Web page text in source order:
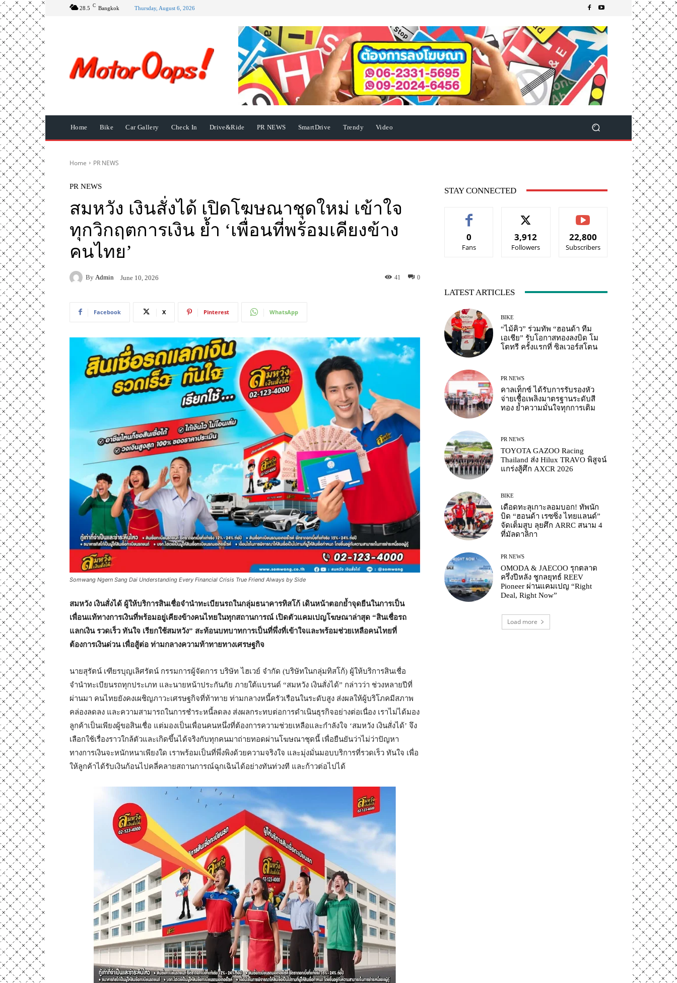
28.5 C Bangkok Thursday, August 6, 2026
Home Bike Car Gallery Check In Drive&Ride PR NEWS SmartDrive Trendy Video
Home PR NEWS
PR NEWS
สมหวัง เงินสั่งได้ เปิดโฆษณาชุดใหม่ เข้าใจ
ทุกวิกฤตการเงิน ย้ำ ‘เพื่อนที่พร้อมเคียงข้าง
คนไทย’
By Admin June 10, 2026 0
41
Facebook X Pinterest WhatsApp
Somwang Ngern Sang Dai Understanding Every Financial Crisis True Friend Always by Side
สมหวัง เงินสั่งได้ ผู้ให้บริการสินเชื่อจำนำทะเบียนรถในกลุ่มธนาคารทิสโก้ เดินหน้าตอกย้ำจุดยืนในการเป็น
เพื่อนแท้ทางการเงินที่พร้อมอยู่เคียงข้างคนไทยในทุกสถานการณ์ เปิดตัวแคมเปญโฆษณาล่าสุด “สินเชื่อรถ
แลกเงิน รวดเร็ว ทันใจ เรียกใช้สมหวัง” สะท้อนบทบาทการเป็นที่พึ่งที่เข้าใจและพร้อมช่วยเหลือคนไทยที่
ต้องการเงินด่วน เพื่อสู้ต่อ ท่ามกลางความท้าทายทางเศรษฐกิจ
นายสุรัตน์ เฑียรบุญเลิศรัตน์ กรรมการผู้จัดการ บริษัท ไฮเวย์ จำกัด (บริษัทในกลุ่มทิสโก้) ผู้ให้บริการสินเชื่อ
จำนำทะเบียนรถทุกประเภท และนายหน้าประกันภัย ภายใต้แบรนด์ “สมหวัง เงินสั่งได้” กล่าวว่า ช่วงหลายปีที่
ผ่านมา คนไทยยังคงเผชิญภาวะเศรษฐกิจที่ท้าทาย ท่ามกลางหนี้ครัวเรือนในระดับสูง ส่งผลให้ผู้บริโภคมีสภาพ
คล่องลดลง และความสามารถในการชำระหนี้ลดลง ส่งผลกระทบต่อการดำเนินธุรกิจอย่างต่อเนื่อง เราไม่ได้มอง
ลูกค้าเป็นเพียงผู้ขอสินเชื่อ แต่มองเป็นเพื่อนคนหนึ่งที่ต้องการความช่วยเหลือและกำลังใจ ‘สมหวัง เงินสั่งได้’ จึง
เลือกใช้เรื่องราวใกล้ตัวและเกิดขึ้นได้จริงกับทุกคนมาถ่ายทอดผ่านโฆษณาชุดนี้ เพื่อยืนยันว่าไม่ว่าปัญหา
ทางการเงินจะหนักหนาเพียงใด เราพร้อมเป็นที่พึ่งพิงด้วยความจริงใจ และมุ่งมั่นมอบบริการที่รวดเร็ว ทันใจ เพื่อ
ให้ลูกค้าได้รับเงินก้อนไปคลี่คลายสถานการณ์ฉุกเฉินได้อย่างทันท่วงที และก้าวต่อไปได้
STAY CONNECTED
0
Fans
3,912
Followers
22,800
Subscribers
LATEST ARTICLES
BIKE
“ไม้คิว” ร่วมทัพ “ฮอนด้า ทีม
เอเชีย” รับโอกาสทองลงบิด โม
โตทรี ครั้งแรกที่ ซิลเวอร์สโตน
PR NEWS
คาลเท็กซ์ ได้รับการรับรองหัว
จ่ายเชื้อเพลิงมาตรฐานระดับสี
ทอง ย้ำความมั่นใจทุกการเติม
PR NEWS
TOYOTA GAZOO Racing
Thailand ส่ง Hilux TRAVO พิสูจน์
แกร่งสู้ศึก AXCR 2026
BIKE
เดือดทะลุเกาะลอมบอก! ทัพนัก
บิด “ฮอนด้า เรซซิ่ง ไทยแลนด์”
จัดเต็มสูบ ลุยศึก ARRC สนาม 4
ที่มัลดาลิกา
PR NEWS
OMODA & JAECOO รุกตลาด
ครึ่งปีหลัง ชูกลยุทธ์ REEV
Pioneer ผ่านแคมเปญ “Right
Deal, Right Now”
Load more